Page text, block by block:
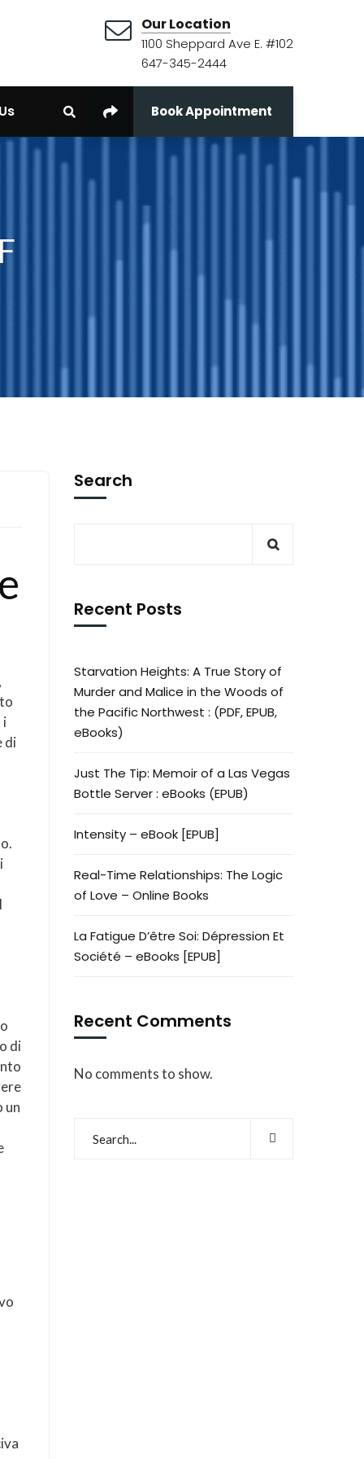
Our Location
1100 Sheppard Ave E. #102
647-345-2444
Book Appointment
i
di
di
un
Search
Recent Posts
Starvation Heights: A True Story of
Murder and Malice in the Woods of
the Pacific Northwest : (PDF, EPUB,
eBooks)
Just The Tip: Memoir of a Las Vegas
Bottle Server : eBooks (EPUB)
Intensity – eBook [EPUB]
Real-Time Relationships: The Logic
of Love – Online Books
La Fatigue D’être Soi: Dépression Et
Société – eBooks [EPUB]
Recent Comments
No comments to show.